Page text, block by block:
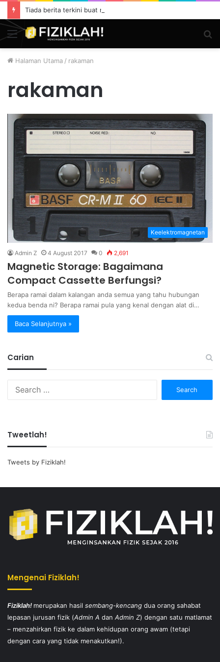
Tiada berita terkini buat masa ini.
Menu
Halaman Utama / rakaman
rakaman
Keelektromagnetan
Admin Z 4 August 2017 0 2,691
Magnetic Storage: Bagaimana
Compact Cassette Berfungsi?
Berapa ramai dalam kalangan anda semua yang tahu hubungan
kedua benda ni? Berapa ramai pula yang kenal dengan alat di…
Baca Selanjutnya »
Carian
Tweetlah!
Tweets by Fiziklah!
Mengenai Fiziklah!
Fiziklah! merupakan hasil sembang-kencang dua orang sahabat
lepasan jurusan fizik (Admin A dan Admin Z) dengan satu matlamat
– menzahirkan fizik ke dalam kehidupan orang awam (tetapi
dengan cara yang tidak menakutkan!).